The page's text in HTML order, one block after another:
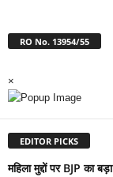
RO No. 13954/55
×
EDITOR PICKS
महिला मुद्दों पर BJP